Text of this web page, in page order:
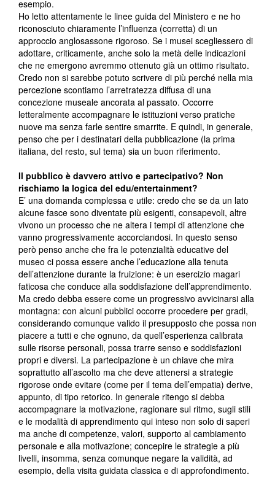
esempio.
Ho letto attentamente le linee guida del Ministero e ne ho
riconosciuto chiaramente l’influenza (corretta) di un
approccio anglosassone rigoroso. Se i musei scegliessero di
adottare, criticamente, anche solo la metà delle indicazioni
che ne emergono avremmo ottenuto già un ottimo risultato.
Credo non si sarebbe potuto scrivere di più perché nella mia
percezione scontiamo l’arretratezza diffusa di una
concezione museale ancorata al passato. Occorre
letteralmente accompagnare le istituzioni verso pratiche
nuove ma senza farle sentire smarrite. E quindi, in generale,
penso che per i destinatari della pubblicazione (la prima
italiana, del resto, sul tema) sia un buon riferimento.
Il pubblico è davvero attivo e partecipativo? Non
rischiamo la logica del edu/entertainment?
E’ una domanda complessa e utile: credo che se da un lato
alcune fasce sono diventate più esigenti, consapevoli, altre
vivono un processo che ne altera i tempi di attenzione che
vanno progressivamente accorciandosi. In questo senso
però penso anche che fra le potenzialità educative del
museo ci possa essere anche l’educazione alla tenuta
dell’attenzione durante la fruizione: è un esercizio magari
faticosa che conduce alla soddisfazione dell’apprendimento.
Ma credo debba essere come un progressivo avvicinarsi alla
montagna: con alcuni pubblici occorre procedere per gradi,
considerando comunque valido il presupposto che possa non
piacere a tutti e che ognuno, da quell’esperienza calibrata
sulle risorse personali, possa trarre senso e soddisfazioni
propri e diversi. La partecipazione è un chiave che mira
soprattutto all’ascolto ma che deve attenersi a strategie
rigorose onde evitare (come per il tema dell’empatia) derive,
appunto, di tipo retorico. In generale ritengo si debba
accompagnare la motivazione, ragionare sul ritmo, sugli stili
e le modalità di apprendimento qui inteso non solo di saperi
ma anche di competenze, valori, supporto al cambiamento
personale e alla motivazione; concepire le strategie a più
livelli, insomma, senza comunque negare la validità, ad
esempio, della visita guidata classica e di approfondimento.